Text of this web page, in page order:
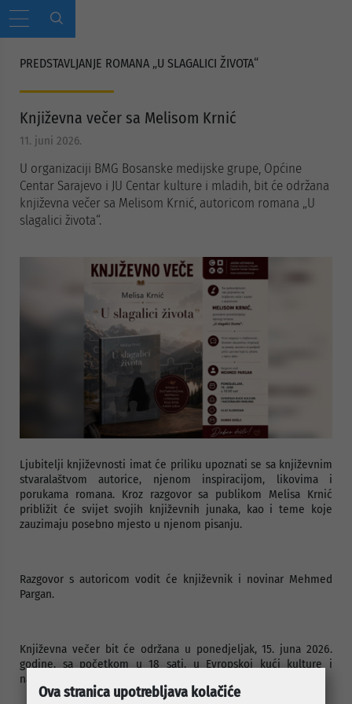
PREDSTAVLJANJE ROMANA „U SLAGALICI ŽIVOTA“
Književna večer sa Melisom Krnić
11. juni 2026.
U organizaciji BMG Bosanske medijske grupe, Općine
Centar Sarajevo i JU Centar kulture i mladih, bit će održana
književna večer sa Melisom Krnić, autoricom romana „U
slagalici života“.
Ljubitelji književnosti imat će priliku upoznati se sa književnim
stvaralaštvom autorice, njenom inspiracijom, likovima i
porukama romana. Kroz razgovor sa publikom Melisa Krnić
približit će svijet svojih književnih junaka, kao i teme koje
zauzimaju posebno mjesto u njenom pisanju.
Razgovor s autoricom vodit će književnik i novinar Mehmed
Pargan.
Književna večer bit će održana u ponedjeljak, 15. juna 2026.
godine, sa početkom u 18 sati, u Evropskoj kući kulture i
nacionalnih manjina, u ulici Patriotske lige 7.
Ova stranica upotrebljava kolačiće